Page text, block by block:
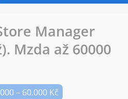
Manager
Mzda až 60000
– 60.000 Kč